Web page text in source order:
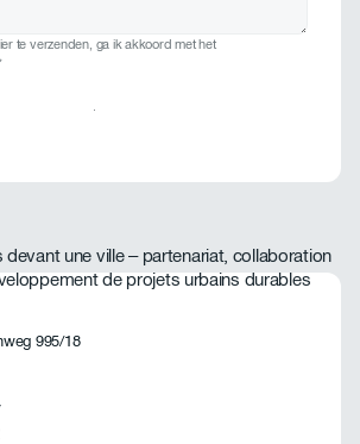
te verzenden, ga ik akkoord met het
Bericht verzenden
995/18